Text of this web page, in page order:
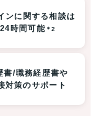
ンに関する相談は
24時間可能 ＊2
書/職務経歴書や
対策のサポート